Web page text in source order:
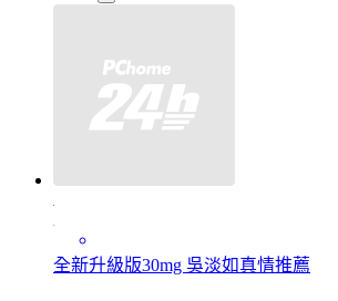
全新升級版30mg 吳淡如真情推薦